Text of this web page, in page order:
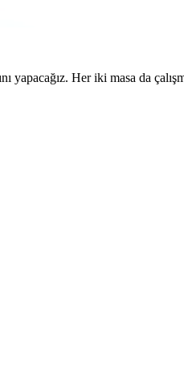
yapacağız. Her iki masa da